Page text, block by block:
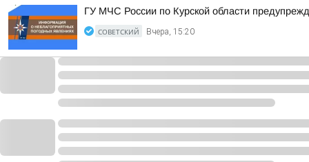
ГУ МЧС России по Курской области
СОВЕТСКИЙ Вчера, 15:20